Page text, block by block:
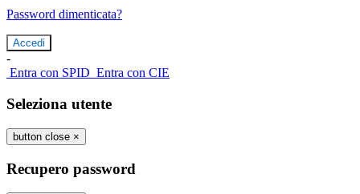
Password dimenticata?
-
Entra con SPID Entra con CIE
Seleziona utente
button close ×
Recupero password